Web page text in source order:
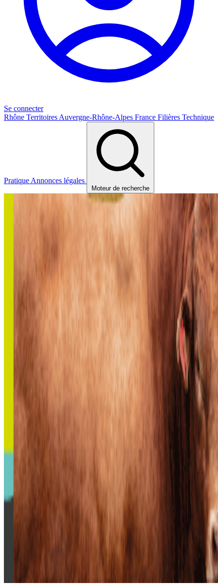
Se connecter
Rhône Territoires Auvergne-Rhône-Alpes France Filières Technique
Pratique Annonces légales
Moteur de recherche